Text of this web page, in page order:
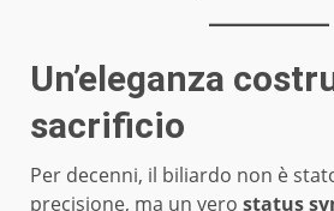
Un’eleganza
sacrificio
Per decenni, il biliardo non è
precisione, ma un vero status